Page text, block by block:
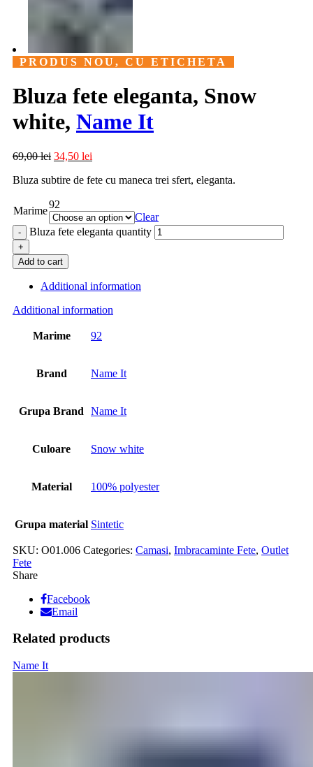
PRODUS NOU, CU ETICHETA
Bluza fete eleganta, Snow
white, Name It
69,00lei 34,50 lei
Bluza subtire de fete cu maneca trei sfert, eleganta.
Marime
92
Clear
Bluza fete eleganta quantity
Add to cart
Additional information
Additional information
Marime 92
Brand Name It
Grupa Brand Name It
Culoare Snow white
Material 100% polyester
Grupa material Sintetic
SKU: O01.006 Categories: Camasi, Imbracaminte Fete, Outlet
Fete
Share
Facebook
Email
Related products
Name It